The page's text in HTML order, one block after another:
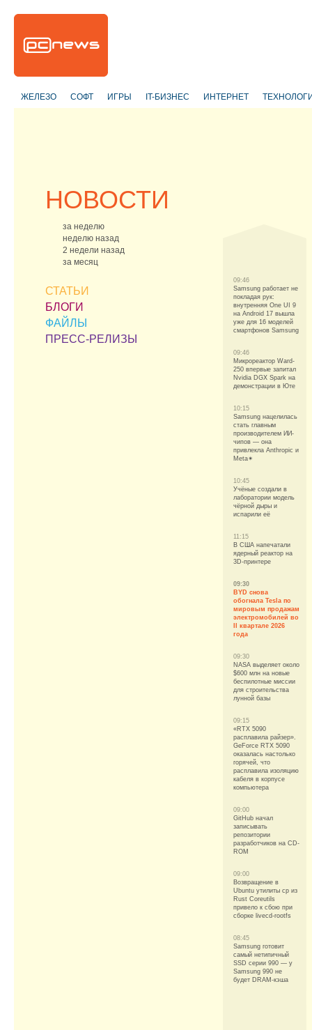
ЖЕЛЕЗО СОФТ ИГРЫ IT-БИЗНЕС ИНТЕРНЕТ
НОВОСТИ
за неделю
неделю назад
2 недели назад
за месяц
СТАТЬИ
БЛОГИ
ФАЙЛЫ
ПРЕСС-РЕЛИЗЫ
09:46
Samsung работает не
покладая рук:
внутренняя One UI 9
на Android 17 вышла
уже для 16 моделей
смартфонов Samsung
09:46
Микрореактор Ward-
250 впервые запитал
Nvidia DGX Spark на
демонстрации в Юте
10:15
Samsung нацелилась
стать главным
производителем ИИ-
чипов — она
привлекла Anthropic и
Meta✴
10:45
Учёные создали в
лаборатории модель
чёрной дыры и
испарили её
11:15
В США напечатали
ядерный реактор на
3D-принтере
09:30
BYD снова
обогнала Tesla по
мировым продажам
электромобилей во
II квартале 2026
года
09:30
NASA выделяет около
$600 млн на новые
беспилотные миссии
для строительства
лунной базы
09:15
«RTX 5090
расплавила райзер».
GeForce RTX 5090
оказалась настолько
горячей, что
расплавила изоляцию
кабеля в корпусе
компьютера
09:00
GitHub начал
записывать
репозитории
разработчиков на CD-
ROM
09:00
Возвращение в
Ubuntu утилиты cp из
Rust Coreutils
привело к сбою при
сборке livecd-rootfs
08:45
Samsung готовит
самый нетипичный
SSD серии 990 — у
Samsung 990 не
будет DRAM-кэша